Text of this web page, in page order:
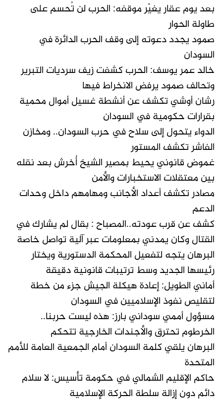
بعد يوم عقار يغيّر موقفه: الحرب لن تُحسم على
طاولة الحوار
صمود يجدد دعوته إلى وقف الحرب الدائرة في
السودان
خالد عمر يوسف: الحرب كشفت زيف سرديات التبرير
وتحالف صمود يرفض الانخراط فيها
رشان أوشي تكشف عن أنشطة غسيل أموال محمية
بقرارات حكومية في السودان
الدواء يتحول إلى سلاح في حرب السودان.. ومخازن
الفاشر تكشف المستور
غموض قانوني يحيط بمصير الشيخ أُخرش بعد نقله
بين معتقلات الاستخبارات والأمن
مصادر تكشف أعداد الأجانب ومهامهم داخل وحدات
الدعم
كشف عن قرب عودته..المصباح : بقال لم يشارك في
القتال وكان يمدني بمعلومات عبر آلية تواصل خاصة
البرهان يتجه لتفعيل المحكمة الدستورية ويختار
رئيسها الجديد وسط ترتيبات قانونية دقيقة
أماني الطويل: إعادة هيكلة الجيش جزء من خطة
لتقليص نفوذ الإسلاميين في السودان
مسؤول أممي سوداني بارز: هذه ليست حربنا..
الخرطوم تحترق والأجندات الخارجية تتحكم
البرهان يلقي كلمة السودان أمام الجمعية العامة للأمم
المتحدة
حاكم الإقليم الشمالي في حكومة تأسيس: لا سلام
دائم دون إزالة سلطة الحركة الإسلامية